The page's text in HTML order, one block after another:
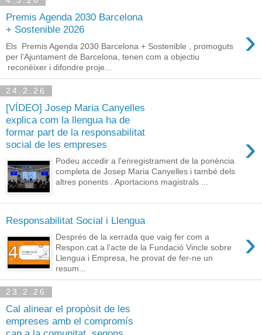
Premis Agenda 2030 Barcelona
+ Sostenible 2026
›
Els Premis Agenda 2030 Barcelona + Sostenible , promoguts
per l’Ajuntament de Barcelona, tenen com a objectiu
reconèixer i difondre proje...
24.2.26
[VÍDEO] Josep Maria Canyelles
explica com la llengua ha de
formar part de la responsabilitat
social de les empreses
›
Podeu accedir a l'enregistrament de la ponència
completa de Josep Maria Canyelles i també dels
altres ponents . Aportacions magistrals ...
Responsabilitat Social i Llengua
›
Després de la xerrada que vaig fer com a
Respon.cat a l'acte de la Fundació Vincle sobre
Llengua i Empresa, he provat de fer-ne un
resum...
23.2.26
Cal alinear el propòsit de les
empreses amb el compromís